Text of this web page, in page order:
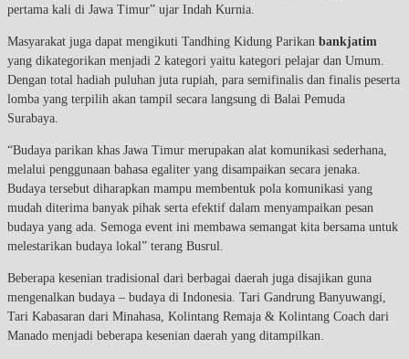
pertama kali di Jawa Timur” ujar Indah Kurnia.
Masyarakat juga dapat mengikuti Tandhing Kidung Parikan bankjatim
yang dikategorikan menjadi 2 kategori yaitu kategori pelajar dan Umum.
Dengan total hadiah puluhan juta rupiah, para semifinalis dan finalis peserta
lomba yang terpilih akan tampil secara langsung di Balai Pemuda
Surabaya.
“Budaya parikan khas Jawa Timur merupakan alat komunikasi sederhana,
melalui penggunaan bahasa egaliter yang disampaikan secara jenaka.
Budaya tersebut diharapkan mampu membentuk pola komunikasi yang
mudah diterima banyak pihak serta efektif dalam menyampaikan pesan
budaya yang ada. Semoga event ini membawa semangat kita bersama untuk
melestarikan budaya lokal” terang Busrul.
Beberapa kesenian tradisional dari berbagai daerah juga disajikan guna
mengenalkan budaya – budaya di Indonesia. Tari Gandrung Banyuwangi,
Tari Kabasaran dari Minahasa, Kolintang Remaja & Kolintang Coach dari
Manado menjadi beberapa kesenian daerah yang ditampilkan.